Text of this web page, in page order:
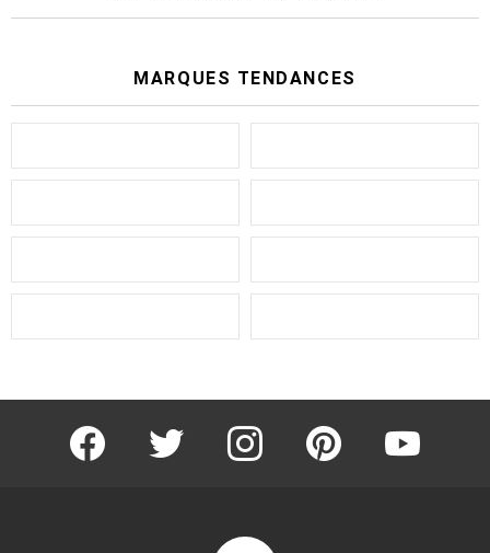
MARQUES TENDANCES
facebook twitter instagram pinterest